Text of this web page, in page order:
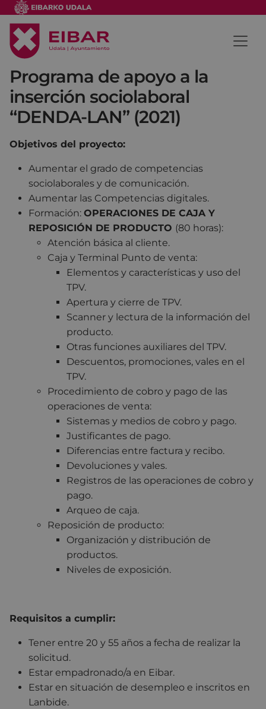
Programa de apoyo a la
inserción sociolaboral
“DENDA-LAN” (2021)
Objetivos del proyecto:
Aumentar el grado de competencias
sociolaborales y de comunicación.
Aumentar las Competencias digitales.
Formación: OPERACIONES DE CAJA Y
REPOSICIÓN DE PRODUCTO (80 horas):
Atención básica al cliente.
Caja y Terminal Punto de venta:
Elementos y características y uso del
TPV.
Apertura y cierre de TPV.
Scanner y lectura de la información del
producto.
Otras funciones auxiliares del TPV.
Descuentos, promociones, vales en el
TPV.
Procedimiento de cobro y pago de las
operaciones de venta:
Sistemas y medios de cobro y pago.
Justificantes de pago.
Diferencias entre factura y recibo.
Devoluciones y vales.
Registros de las operaciones de cobro y
pago.
Arqueo de caja.
Reposición de producto:
Organización y distribución de
productos.
Niveles de exposición.
Requisitos a cumplir:
Tener entre 20 y 55 años a fecha de realizar la
solicitud.
Estar empadronado/a en Eibar.
Estar en situación de desempleo e inscritos en
Lanbide.